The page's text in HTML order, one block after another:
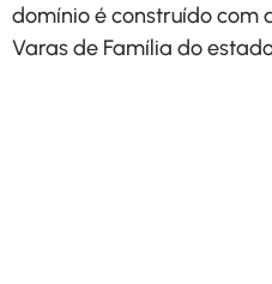
domínio é construído com
Varas de Família do